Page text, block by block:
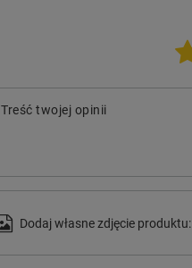
Treść twojej opinii
Dodaj własne zdjęcie produktu: